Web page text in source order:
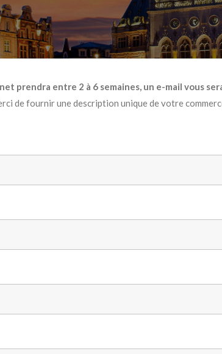
prendra entre 2 à 6 semaines, un e-mail vous
de fournir une description unique de votre